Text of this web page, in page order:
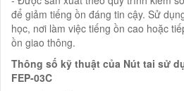
để giảm tiếng ồn đáng tin cậy. Sử
học, nơi làm việc tiếng ồn cao hoặc
ồn giao thông.
Thông số kỹ thuật của Nút tai sử
FEP-03C